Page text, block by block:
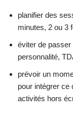
planifier des
minutes, 2 ou 3
éviter de
personnalité,
prévoir un
pour intégrer ce
activités hors